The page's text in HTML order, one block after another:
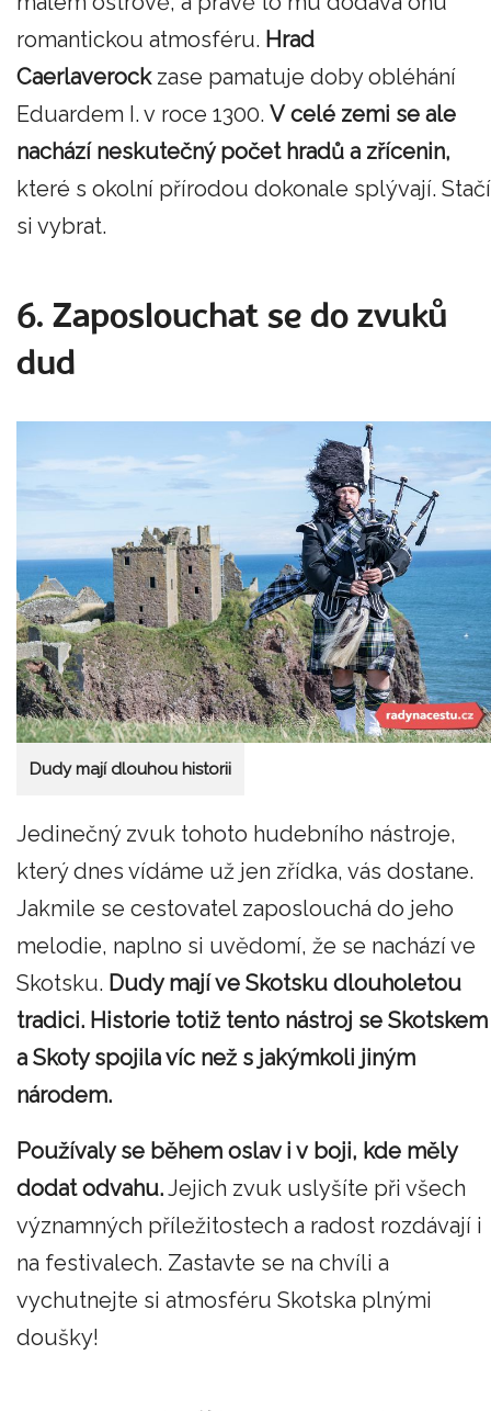
romantickou atmosféru. Hrad
Caerlaverockzase pamatuje doby obléhání
Eduardem I. v roce 1300. V celé zemi se ale
nachází neskutečný počet hradů a zřícenin,
které s okolní přírodou dokonale splývají. Stačí
si vybrat.
6. Zaposlouchat se do zvuků
dud
Dudy mají dlouhou historii
Jedinečný zvuk tohoto hudebního nástroje,
který dnes vídáme už jen zřídka, vás dostane.
Jakmile se cestovatel zaposlouchá do jeho
melodie, naplno si uvědomí, že se nachází ve
Skotsku. Dudy mají ve Skotsku dlouholetou
tradici. Historie totiž tento nástroj se Skotskem
a Skoty spojila víc než s jakýmkoli jiným
národem.
Používaly se během oslav i v boji, kde měly
dodat odvahu.Jejich zvuk uslyšíte při všech
významných příležitostech a radost rozdávají i
na festivalech. Zastavte se na chvíli a
vychutnejte si atmosféru Skotska plnými
doušky!